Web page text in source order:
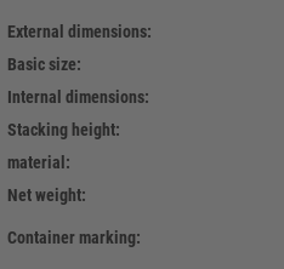
External dimensions:
Basic size:
Internal dimensions:
Stacking height:
material:
Net weight:
Container marking: